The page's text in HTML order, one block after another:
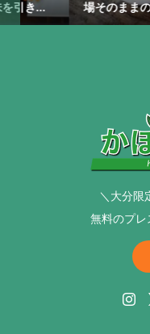
場そのままのインド
＼大分限
無料のプレ